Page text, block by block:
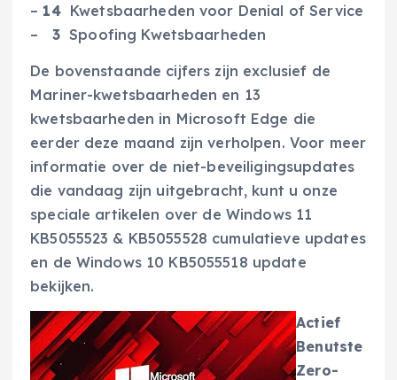
– 14Kwetsbaarheden voor Denial of Service
– 3 Spoofing Kwetsbaarheden
De bovenstaande cijfers zijn exclusief de
Mariner-kwetsbaarheden en 13
kwetsbaarheden in Microsoft Edge die
eerder deze maand zijn verholpen. Voor meer
informatie over de niet-beveiligingsupdates
die vandaag zijn uitgebracht, kunt u onze
speciale artikelen over de Windows 11
KB5055523 & KB5055528 cumulatieve updates
en de Windows 10 KB5055518 update
bekijken.
Actief
Benutste
Zero-